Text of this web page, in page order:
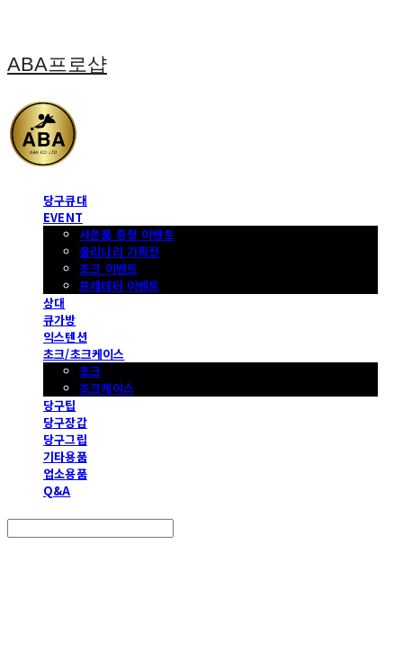
ABA프로샵
당구큐대
EVENT
사은품 증정 이벤트
몰리나리 기획전
초크 이벤트
프레데터 이벤트
상대
큐가방
익스텐션
초크/초크케이스
초크
초크케이스
당구팁
당구장갑
당구그립
기타용품
업소용품
Q&A